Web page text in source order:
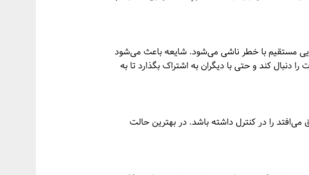
مستقیم با خطر ناشی می‌شود. شایعه باعث می‌شود
کند و حتی با دیگران به اشتراک بگذارد تا به
می‌افتد را در کنترل داشته باشد. در بهترین حالت